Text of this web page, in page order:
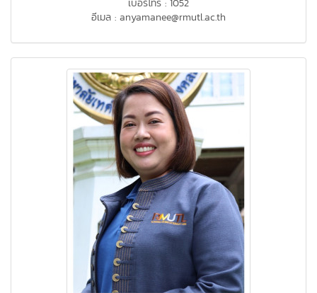
เบอร์โทร : 1052
อีเมล : anyamanee@rmutl.ac.th